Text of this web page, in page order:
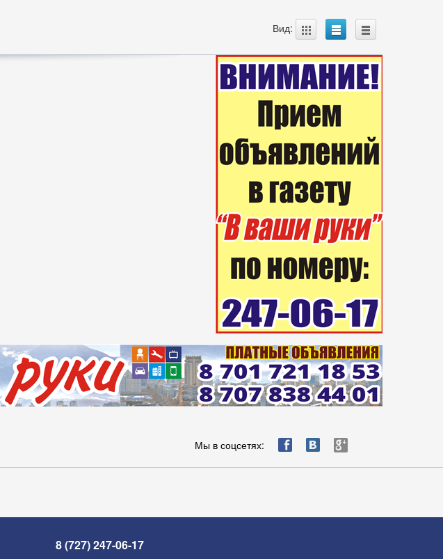
Вид: A B C
Мы в соцсетях: ä æ è
8 (727) 247-06-17